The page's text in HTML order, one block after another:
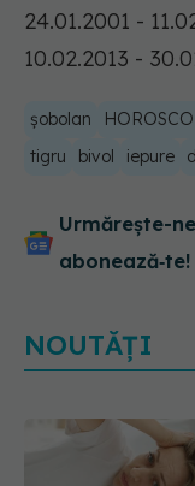
24.01.2001 -
10.02.2013 -
șobolan
tigru
bivol iepure
Urmărește-
abonează‑te!
NOUTĂȚI